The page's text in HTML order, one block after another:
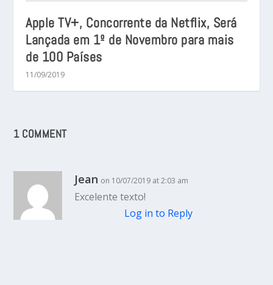
Apple TV+, Concorrente da Netflix, Será
Lançada em 1º de Novembro para mais
de 100 Países
11/09/2019
1 COMMENT
Jean on 10/07/2019 at 2:03 am
Excelente texto!
Log in to Reply